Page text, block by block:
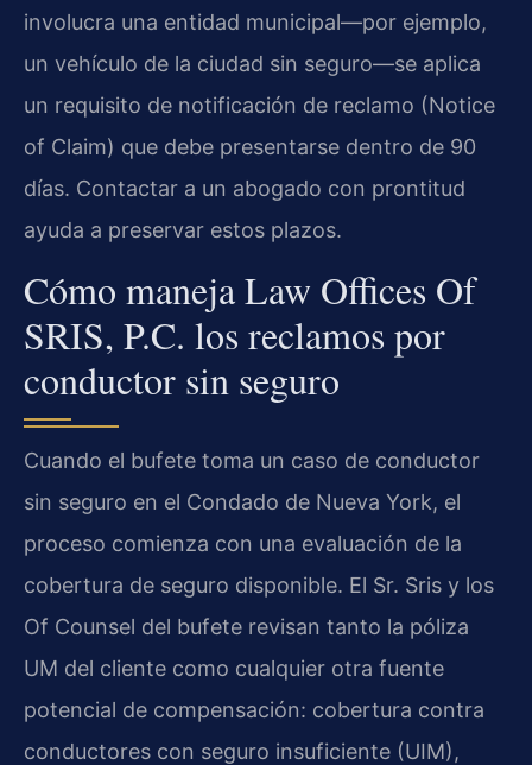
involucra una entidad municipal—por ejemplo,
un vehículo de la ciudad sin seguro—se aplica
un requisito de notificación de reclamo (Notice
of Claim) que debe presentarse dentro de 90
días. Contactar a un abogado con prontitud
ayuda a preservar estos plazos.
Cómo maneja Law Offices Of
SRIS, P.C. los reclamos por
conductor sin seguro
Cuando el bufete toma un caso de conductor
sin seguro en el Condado de Nueva York, el
proceso comienza con una evaluación de la
cobertura de seguro disponible. El Sr. Sris y los
Of Counsel del bufete revisan tanto la póliza
UM del cliente como cualquier otra fuente
potencial de compensación: cobertura contra
conductores con seguro insuficiente (UIM),